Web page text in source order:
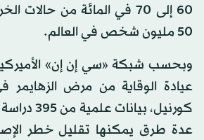
60 إلى 70 في المائة من
50 مليون شخص في العالم.
وبحسب شبكة «سي إن إن»
عيادة الوقاية من مرض
كورنيل،
عدة طرق يمكنها تقليل خطر